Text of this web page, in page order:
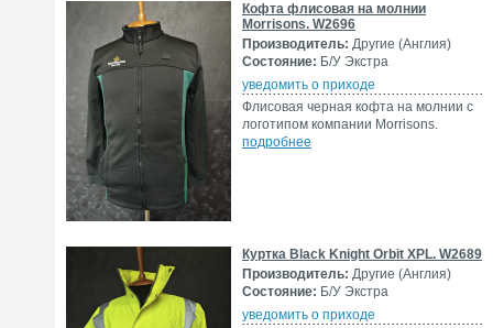
Кофта флисовая на молнии
Morrisons. W2696
Производитель: Другие (Англия)
Состояние: Б/У Экстра
уведомить о приходе
Флисовая черная кофта на молнии с
логотипом компании Morrisons.
подробнее
Куртка Black Knight Orbit XPL. W2689
Производитель: Другие (Англия)
Состояние: Б/У Экстра
уведомить о приходе